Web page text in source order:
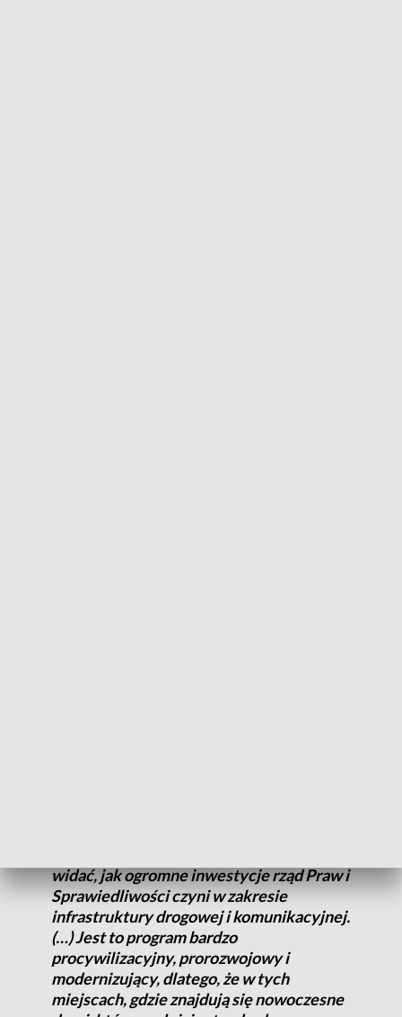
widać, jak ogromne inwestycje rząd Praw i
Sprawiedliwości czyni w zakresie
infrastruktury drogowej i komunikacyjnej.
(…) Jest to program bardzo
procywilizacyjny, prorozwojowy i
modernizujący, dlatego, że w tych
miejscach, gdzie znajdują się nowoczesne